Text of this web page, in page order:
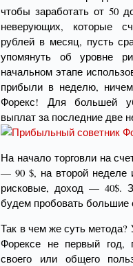
чтобы заработать от 50
неверующих, которые
рублей в месяц, пусть
упомянуть об уровне
начальном этапе
прибыли в неделю,
Форекс! Для большей
выплат за последние две
На начало торговли на
— 90 $, на второй неделе
рисковые, доход — 40$.
будем пробовать
Так в чем же суть
Форексе не первый год,
своего или общего